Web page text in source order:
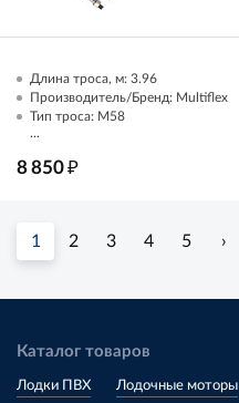
Длина троса, м: 3.96
Производитель/Бренд: Multiflex
Тип троса: M58
...
8 850₽
1 2 3 4 5 ›
Каталог товаров
Лодки ПВХ Лодочные моторы